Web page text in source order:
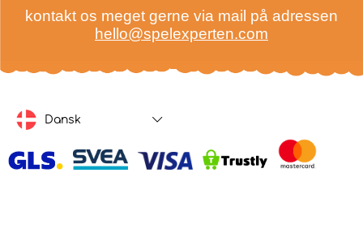
kontakt os meget gerne via mail på adressen
hello@spelexperten.com
Dansk